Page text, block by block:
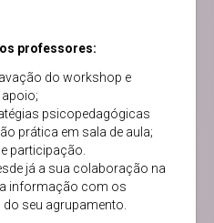
professores:
do workshop e
psicopedagógicas
prática em sala de aula;
participação.
já a sua colaboração na
informação com os
seu agrupamento.